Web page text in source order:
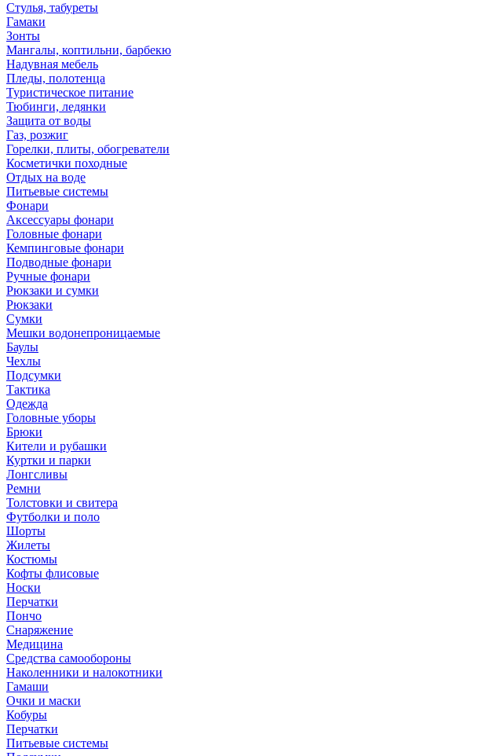
Стулья, табуреты
Гамаки
Зонты
Мангалы, коптильни, барбекю
Надувная мебель
Пледы, полотенца
Туристическое питание
Тюбинги, ледянки
Защита от воды
Газ, розжиг
Горелки, плиты, обогреватели
Косметички походные
Отдых на воде
Питьевые системы
Фонари
Аксессуары фонари
Головные фонари
Кемпинговые фонари
Подводные фонари
Ручные фонари
Рюкзаки и сумки
Рюкзаки
Сумки
Мешки водонепроницаемые
Баулы
Чехлы
Подсумки
Тактика
Одежда
Головные уборы
Брюки
Кители и рубашки
Куртки и парки
Лонгсливы
Ремни
Толстовки и свитера
Футболки и поло
Шорты
Жилеты
Костюмы
Кофты флисовые
Носки
Перчатки
Пончо
Снаряжение
Медицина
Средства самообороны
Наколенники и налокотники
Гамаши
Очки и маски
Кобуры
Перчатки
Питьевые системы